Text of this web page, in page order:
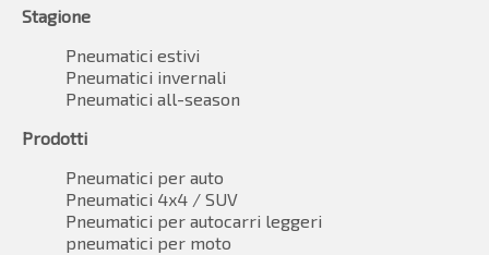
Stagione
Pneumatici estivi
Pneumatici invernali
Pneumatici all-season
Prodotti
Pneumatici per auto
Pneumatici 4x4 / SUV
Pneumatici per autocarri leggeri
pneumatici per moto